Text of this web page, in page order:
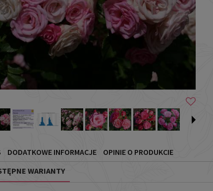
DODATKOWE INFORMACJE OPINIE O PRODUKCIE
WARIANTY